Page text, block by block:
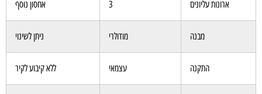
ארונות עליונים אחסון נוסף
מודולרי ניתן לשינוי
התקנה עצמאי ללא קיבוע לקיר